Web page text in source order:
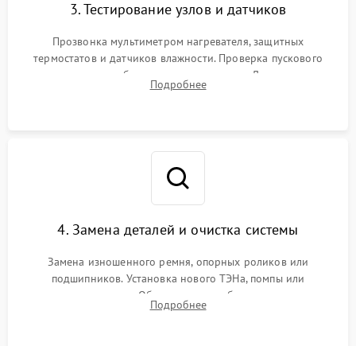
3. Тестирование узлов и датчиков
Прозвонка мультиметром нагревателя, защитных
термостатов и датчиков влажности. Проверка пускового
конденсатора, обмоток мотора и помпы. Для машин с
тепловым насосом — диагностика работы компрессора и
Подробнее
4. Замена деталей и очистка системы
Замена изношенного ремня, опорных роликов или
подшипников. Установка нового ТЭНа, помпы или
термодатчиков. Обязательная глубокая очистка
конденсатора, крыльчатки вентилятора и воздуховодов от
Подробнее